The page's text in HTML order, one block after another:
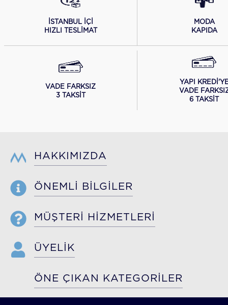
İSTANBUL İÇİ
HIZLI TESLİMAT
MODA
KAPIDA
VADE FARKSIZ
3 TAKSİT
YAPI
VADE
6 TAKSİT
HAKKIMIZDA
ÖNEMLİ BİLGİLER
MÜŞTERİ HİZMETLERİ
ÜYELİK
ÖNE ÇIKAN KATEGORİLER